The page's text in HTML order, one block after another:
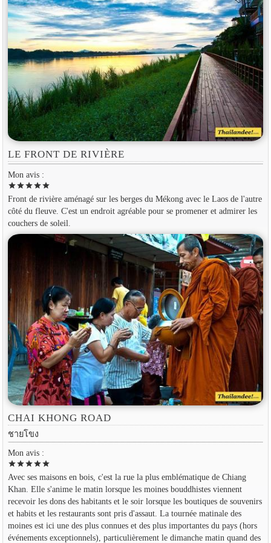
LE FRONT DE RIVIÈRE
Mon avis :
starstarstarstarstar
Front de rivière aménagé sur les berges du Mékong avec le Laos de l'autre
côté du fleuve. C'est un endroit agréable pour se promener et admirer les
couchers de soleil.
CHAI KHONG ROAD
ชายโขง
Mon avis :
starstarstarstarstar
Avec ses maisons en bois, c'est la rue la plus emblématique de Chiang
Khan. Elle s'anime le matin lorsque les moines bouddhistes viennent
recevoir les dons des habitants et le soir lorsque les boutiques de souvenirs
et habits et les restaurants sont pris d'assaut. La tournée matinale des
moines est ici une des plus connues et des plus importantes du pays (hors
événements exceptionnels), particulièrement le dimanche matin quand des